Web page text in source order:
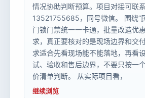
情况协助判断预算。项目对接可联系
13521755685，同号微信。 围绕“
门锁门禁统一一卡通，批量改造优
求，真正要核对的是现场边界和交
求适合先看现场能不能落地，再看
试、验收和售后边界，不要只按一
价清单判断。 从实际项目看，
继续浏览